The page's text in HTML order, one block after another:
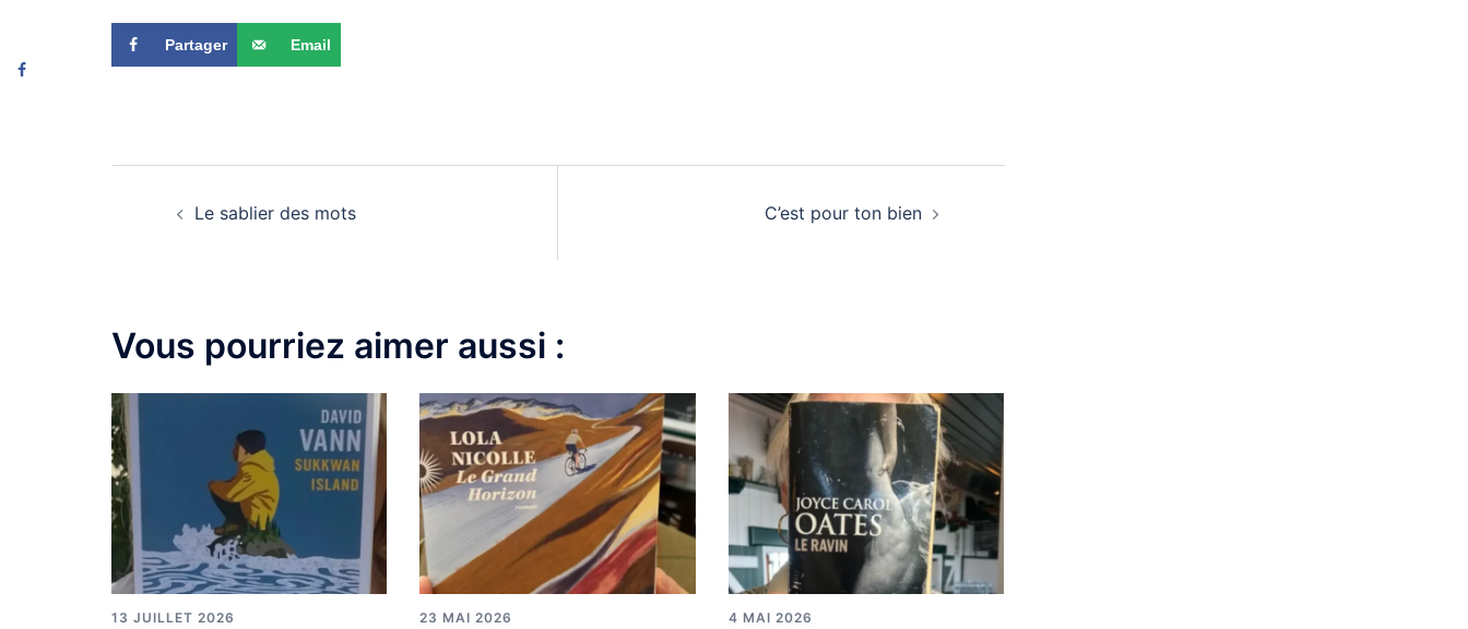
Partager Email
Le sablier des mots C’est pour ton bien
Vous pourriez aimer aussi :
13 JUILLET 2026 23 MAI 2026 4 MAI 2026